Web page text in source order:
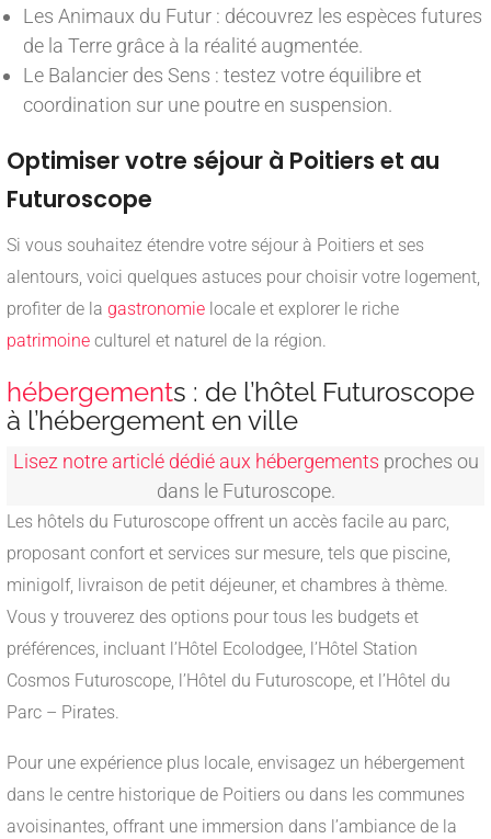
Les Animaux du Futur : découvrez les espèces futures
de la Terre grâce à la réalité augmentée.
Le Balancier des Sens : testez votre équilibre et
coordination sur une poutre en suspension.
Optimiser votre séjour à Poitiers et au
Futuroscope
Si vous souhaitez étendre votre séjour à Poitiers et ses
alentours, voici quelques astuces pour choisir votre logement,
profiter de la gastronomie locale et explorer le riche
patrimoine culturel et naturel de la région.
hébergements : de l’hôtel Futuroscope
à l’hébergement en ville
Lisez notre articlé dédié aux hébergements proches ou
dans le Futuroscope.
Les hôtels du Futuroscope offrent un accès facile au parc,
proposant confort et services sur mesure, tels que piscine,
minigolf, livraison de petit déjeuner, et chambres à thème.
Vous y trouverez des options pour tous les budgets et
préférences, incluant l’Hôtel Ecolodgee, l’Hôtel Station
Cosmos Futuroscope, l’Hôtel du Futuroscope, et l’Hôtel du
Parc – Pirates.
Pour une expérience plus locale, envisagez un hébergement
dans le centre historique de Poitiers ou dans les communes
avoisinantes, offrant une immersion dans l’ambiance de la